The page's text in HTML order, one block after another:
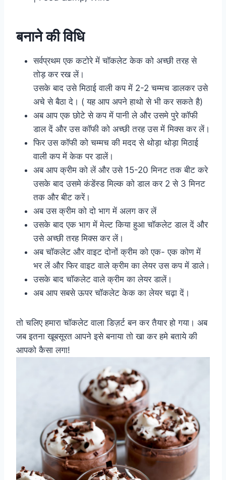
बनाने की विधि
सर्वप्रथम एक कटोरे में चॉकलेट केक को अच्छी तरह से
तोड़ कर रख लें।
उसके बाद उसे मिठाई वाली कप में 2-2 चम्मच डालकर उसे
अचे से बैठा दे। ( यह आप अपने हाथो से भी कर सकते है)
अब आप एक छोटे से कप में पानी ले और उसमे पुरे कॉफी
डाल दें और उस कॉफी को अच्छी तरह उस में मिक्स कर लें।
फिर उस कॉफी को चम्मच की मदद से थोड़ा थोड़ा मिठाई
वाली कप में केक पर डालें।
अब आप क्रीम को लें और उसे 15-20 मिनट तक बीट करे
उसके बाद उसमे कंडेंस्ड मिल्क को डाल कर 2 से 3 मिनट
तक और बीट करें।
अब उस क्रीम को दो भाग में अलग कर लें
उसके बाद एक भाग में मेल्ट किया हुआ चॉकलेट डाल दें और
उसे अच्छी तरह मिक्स कर लें।
अब चॉकलेट और वाइट दोनों क्रीम को एक- एक कोण में
भर लें और फिर वाइट वाले क्रीम का लेयर उस कप में डाले।
उसके बाद चॉकलेट वाले क्रीम का लेयर डालें।
अब आप सबसे ऊपर चॉकलेट केक का लेयर चढ़ा दें।
तो चलिए हमारा चॉकलेट वाला डिज़र्ट बन कर तैयार हो गया। अब
जब इतना खूबसूरत आपने इसे बनाया तो खा कर हमे बताये की
आपको कैसा लगा!